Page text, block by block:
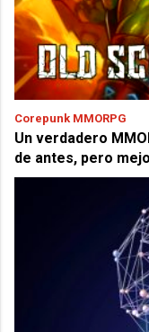
Corepunk MMORPG
Un verdadero
de antes, pero